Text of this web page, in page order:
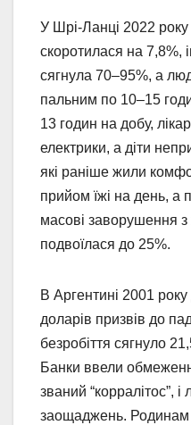
У Шрі-Ланці 2022 року
скоротилася на 7,8%,
сягнула 70–95%, а
пальним по 10–15
13 годин на добу,
електрики, а діти
які раніше жили
прийом їжі на день, а
масові заворушення з
подвоїлася до 25%.
В Аргентині 2001
доларів призвів до
безробіття сягнуло
Банки ввели
званий “корралітос”,
заощаджень. Родинам